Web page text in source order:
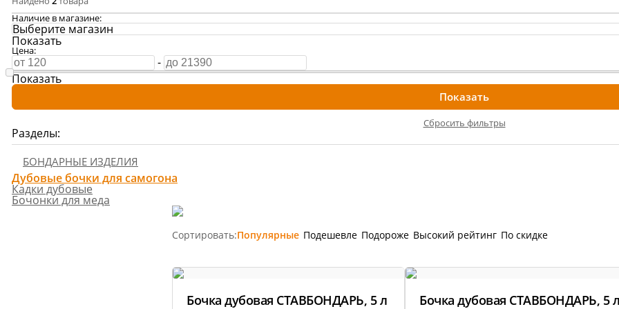
Виноделие
Сыроварение
Подарочные карты
Колбасы
Сыр
аппаратов 2026
автоклаве
25 000+ читателей
Наличие в магазине:
Выберите магазин
Показать
Цена:
-
Показать
Сбросить фильтры
Разделы:
БОНДАРНЫЕ ИЗДЕЛИЯ
Дубовые бочки для самогона
Кадки дубовые
Бочонки для меда
Сортировать:Популярные Подешевле Подороже Высокий рейтинг По скидке
Бочка дубовая СТАВБОНДАРЬ, 5 л
Бочка дубовая СТАВБОНДАРЬ, 5 л